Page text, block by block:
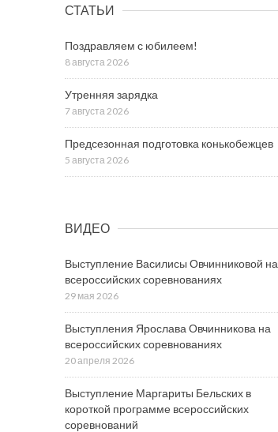
СТАТЬИ
Поздравляем с юбилеем!
8 августа 2026
Утренняя зарядка
7 августа 2026
Предсезонная подготовка конькобежцев
5 августа 2026
ВИДЕО
Выступление Василисы Овчинниковой на
всероссийских соревнованиях
29 мая 2026
Выступления Ярослава Овчинникова на
всероссийских соревнованиях
20 апреля 2026
Выступление Маргариты Бельских в
короткой программе всероссийских
соревнований